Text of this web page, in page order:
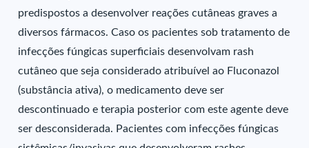
predispostos a desenvolver reações cutâneas graves a
diversos fármacos. Caso os pacientes sob tratamento de
infecções fúngicas superficiais desenvolvam rash
cutâneo que seja considerado atribuível ao Fluconazol
(substância ativa), o medicamento deve ser
descontinuado e terapia posterior com este agente deve
ser desconsiderada. Pacientes com infecções fúngicas